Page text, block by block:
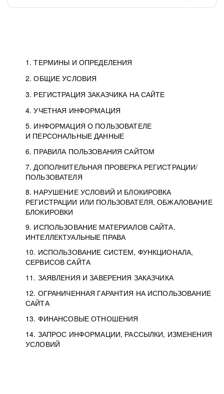
1. ТЕРМИНЫ И ОПРЕДЕЛЕНИЯ
2. ОБЩИЕ УСЛОВИЯ
3. РЕГИСТРАЦИЯ ЗАКАЗЧИКА НА САЙТЕ
4. УЧЕТНАЯ ИНФОРМАЦИЯ
5. ИНФОРМАЦИЯ О ПОЛЬЗОВАТЕЛЕ
И ПЕРСОНАЛЬНЫЕ ДАННЫЕ
6. ПРАВИЛА ПОЛЬЗОВАНИЯ САЙТОМ
7. ДОПОЛНИТЕЛЬНАЯ ПРОВЕРКА РЕГИСТРАЦИИ/
ПОЛЬЗОВАТЕЛЯ
8. НАРУШЕНИЕ УСЛОВИЙ И БЛОКИРОВКА
РЕГИСТРАЦИИ ИЛИ ПОЛЬЗОВАТЕЛЯ, ОБЖАЛОВАНИЕ
БЛОКИРОВКИ
9. ИСПОЛЬЗОВАНИЕ МАТЕРИАЛОВ САЙТА.
ИНТЕЛЛЕКТУАЛЬНЫЕ ПРАВА
10. ИСПОЛЬЗОВАНИЕ СИСТЕМ, ФУНКЦИОНАЛА,
СЕРВИСОВ САЙТА
11. ЗАЯВЛЕНИЯ И ЗАВЕРЕНИЯ ЗАКАЗЧИКА
12. ОГРАНИЧЕННАЯ ГАРАНТИЯ НА ИСПОЛЬЗОВАНИЕ
САЙТА
13. ФИНАНСОВЫЕ ОТНОШЕНИЯ
14. ЗАПРОС ИНФОРМАЦИИ, РАССЫЛКИ, ИЗМЕНЕНИЯ
УСЛОВИЙ